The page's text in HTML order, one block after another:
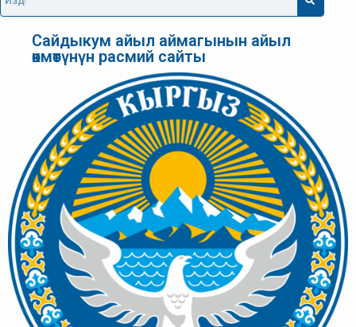
Сайдыкум айыл аймагынын айыл
өкмөтүнүн расмий сайты